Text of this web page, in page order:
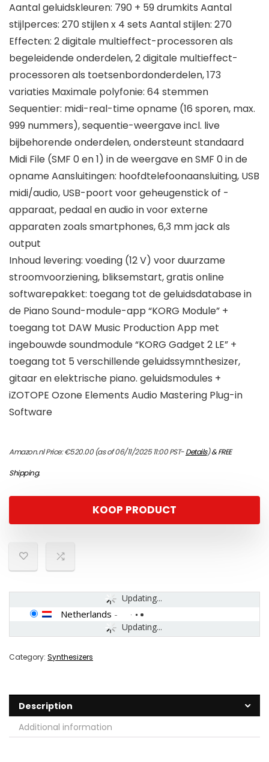
Aantal geluidskleuren: 790 + 59 drumkits Aantal
stijlperces: 270 stijlen x 4 sets Aantal stijlen: 270
Effecten: 2 digitale multieffect-processoren als
begeleidende onderdelen, 2 digitale multieffect-
processoren als toetsenbordonderdelen, 173
variaties Maximale polyfonie: 64 stemmen
Sequentier: midi-real-time opname (16 sporen, max.
999 nummers), sequentie-weergave incl. live
bijbehorende onderdelen, ondersteunt standaard
Midi File (SMF 0 en 1) in de weergave en SMF 0 in de
opname Aansluitingen: hoofdtelefoonaansluiting, USB
midi/audio, USB-poort voor geheugenstick of -
apparaat, pedaal en audio in voor externe
apparaten zoals smartphones, 6,3 mm jack als
output
Inhoud levering: voeding (12 V) voor duurzame
stroomvoorziening, bliksemstart, gratis online
softwarepakket: toegang tot de geluidsdatabase in
de Piano Sound-module-app “KORG Module” +
toegang tot DAW Music Production App met
ingebouwde soundmodule “KORG Gadget 2 LE” +
toegang tot 5 verschillende geluidssymnthesizer,
gitaar en elektrische piano. geluidsmodules +
iZOTOPE Ozone Elements Audio Mastering Plug-in
Software
Amazon.nl Price:€520.00(as of 06/11/2025 11:00 PST-Details)&FREE
Shipping.
KOOP PRODUCT
Updating...
Updating...
Netherlands -
Category: Synthesizers
Description
Additional information